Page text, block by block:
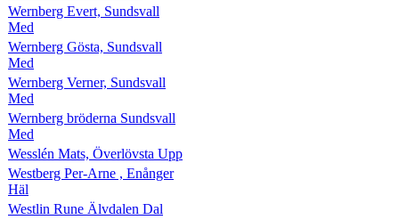
Wernberg Evert, Sundsvall
Med
Wernberg Gösta, Sundsvall
Med
Wernberg Verner, Sundsvall
Med
Wernberg bröderna Sundsvall
Med
Wesslén Mats, Överlövsta Upp
Westberg Per-Arne , Enånger
Häl
Westlin Rune Älvdalen Dal